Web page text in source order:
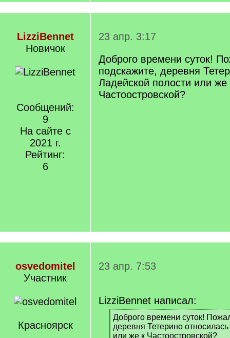
LizziBennet
Новичок
Сообщений:
9
На сайте с
2021 г.
Рейтинг:
6
23 апр. 3:17
Доброго времени суток!
подскажите, деревня
Ладейской полости или же
Частоостровской?
osvedomitel
Участник
Красноярск
23 апр. 7:53
LizziBennet написал:
[
q
]
Доброго времени суток!
деревня Тетерино
или же к Частоостровской?